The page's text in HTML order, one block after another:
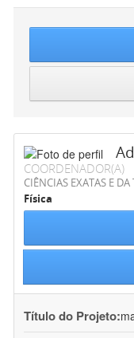
COORDENADOR(A)
CIÊNCIAS EXATAS E DA
Física
Título do Projeto: